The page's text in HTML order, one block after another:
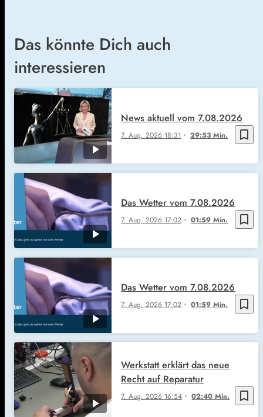
Das könnte Dich auch
interessieren
bookmark_border
7. Aug. 2026 18:31 29:53 Min.
News aktuell vom 7.08.2026
bookmark_border
7. Aug. 2026 17:02 01:59 Min.
Das Wetter vom 7.08.2026
bookmark_border
7. Aug. 2026 17:02 01:59 Min.
Das Wetter vom 7.08.2026
bookmark_border
7. Aug. 2026 16:54 02:40 Min.
Werkstatt erklärt das neue
Recht auf Reparatur